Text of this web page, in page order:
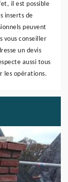
il est possible
inserts de
peuvent
vous conseiller
un devis
aussi tous
les opérations.